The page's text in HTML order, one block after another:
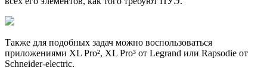
Также для подобных задач можно воспользоваться
приложениями XL Pro², XL Pro³ от Legrand или Rapsodie от
Schneider-electric.